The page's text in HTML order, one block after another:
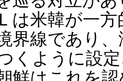
は米韓が一方
界線であり、
くように設